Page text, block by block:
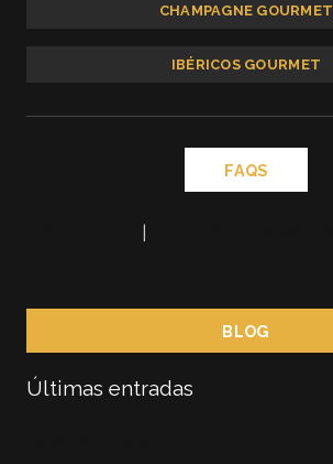
CHAMPAGNE GOURMET
IBÉRICOS GOURMET
FAQS
|
BLOG
Últimas entradas